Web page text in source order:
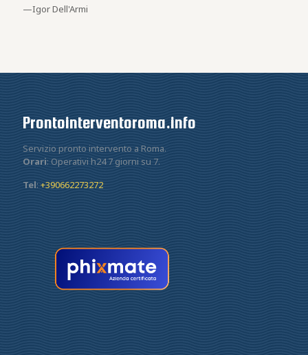
Igor Dell'Armi
Prontointerventoroma.info
Servizio pronto intervento a Roma.
Orari: Operativi h24 7 giorni su 7.
Tel: +390662273272